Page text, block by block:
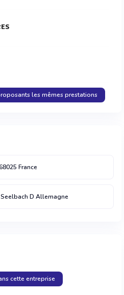
les mêmes prestations
France
D Allemagne
cette entreprise